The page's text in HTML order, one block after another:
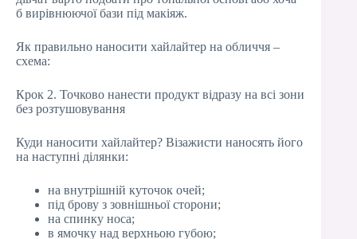
б вирівнюючої бази під макіяж.
Як правильно наносити хайлайтер на обличчя –
схема:
Крок 2. Точково нанести продукт відразу на всі зони
без розтушовування
Куди наносити хайлайтер? Візажисти наносять його
на наступні ділянки:
на внутрішній куточок очей;
під брову з зовнішньої сторони;
на спинку носа;
в ямочку над верхньою губою;